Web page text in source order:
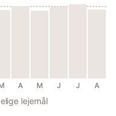
A M J J A
lejemål